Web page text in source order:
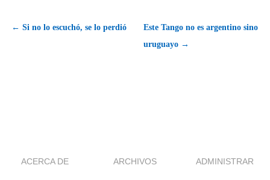
← Si no lo escuchó, se lo perdió
Este Tango no es argentino sino
uruguayo →
ACERCA DE ARCHIVOS ADMINISTRAR